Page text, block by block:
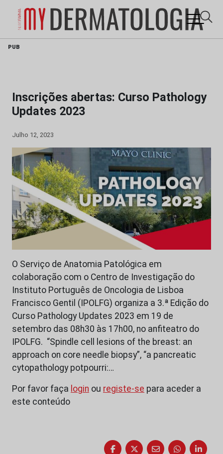
Skip
PUB
Inscrições abertas: Curso Pathology
Updates 2023
Julho 12, 2023
O Serviço de Anatomia Patológica em
colaboração com o Centro de Investigação do
Instituto Português de Oncologia de Lisboa
Francisco Gentil (IPOLFG) organiza a 3.ª Edição do
Curso Pathology Updates 2023 em 19 de
setembro das 08h30 às 17h00, no anfiteatro do
IPOLFG. “Spindle cell lesions of the breast: an
approach on core needle biopsy”, “a pancreatic
cytopathology potpourri:…
Por favor faça login ou registe-se para aceder a
este conteúdo